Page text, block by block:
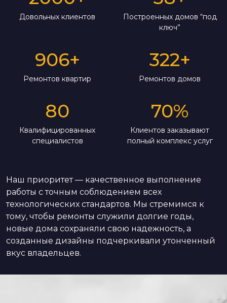
Довольных клиентов
Построенных домов “под
ключ”
906+
Ремонтов квартир
322+
Ремонтов домов
80
Квалифицированных
специалистов
70%
Клиентов заказывают
полный комплекс услуг
Наш приоритет — качественное выполнение
работы с точным соблюдением всех
технологических стандартов. Мы стремимся к
тому, чтобы ремонты служили долгие годы,
новые дома сохраняли свою надежность, а
созданные дизайны подчеркивали утонченный
вкус владельцев.